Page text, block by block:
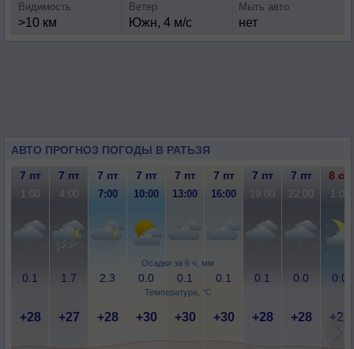
Видимость
>10 км
Ветер
Южн, 4 м/с
Мыть авто
нет
АВТО ПРОГНОЗ ПОГОДЫ В РАТЬЗЯ
Осадки за 6 ч, мм
Температура, °C
7 пт 7 пт 7 пт 7 пт 7 пт 7 пт 7 пт 7 пт 8 сб
1:00 4:00 7:00 10:00 13:00 16:00 19:00 22:00 1:00
0.1 1.7 2.3 0.0 0.1 0.1 0.1 0.0 0.0
+28 +27 +28 +30 +30 +30 +28 +28 +27